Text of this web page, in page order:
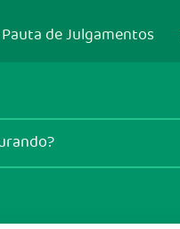
Pauta de Julgamentos